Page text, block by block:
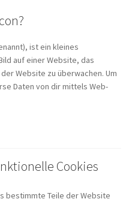
ist ein kleines
auf einer Website, das
Website zu überwachen. Um
Daten von dir mittels Web-
Cookies
bestimmte Teile der Website